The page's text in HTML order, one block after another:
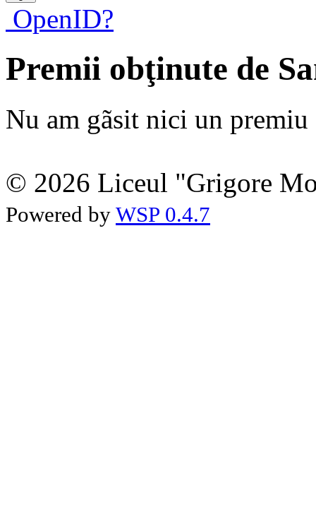
OpenID?
Premii obţinute de
Nu am gãsit nici un premiu
© 2026 Liceul "Grigore
Powered by WSP 0.4.7